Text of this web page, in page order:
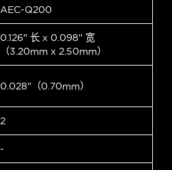
AEC-Q200
0.126" 长 x 0.098" 宽
（3.20mm x 2.50mm）
0.028"（0.70mm）
2
-